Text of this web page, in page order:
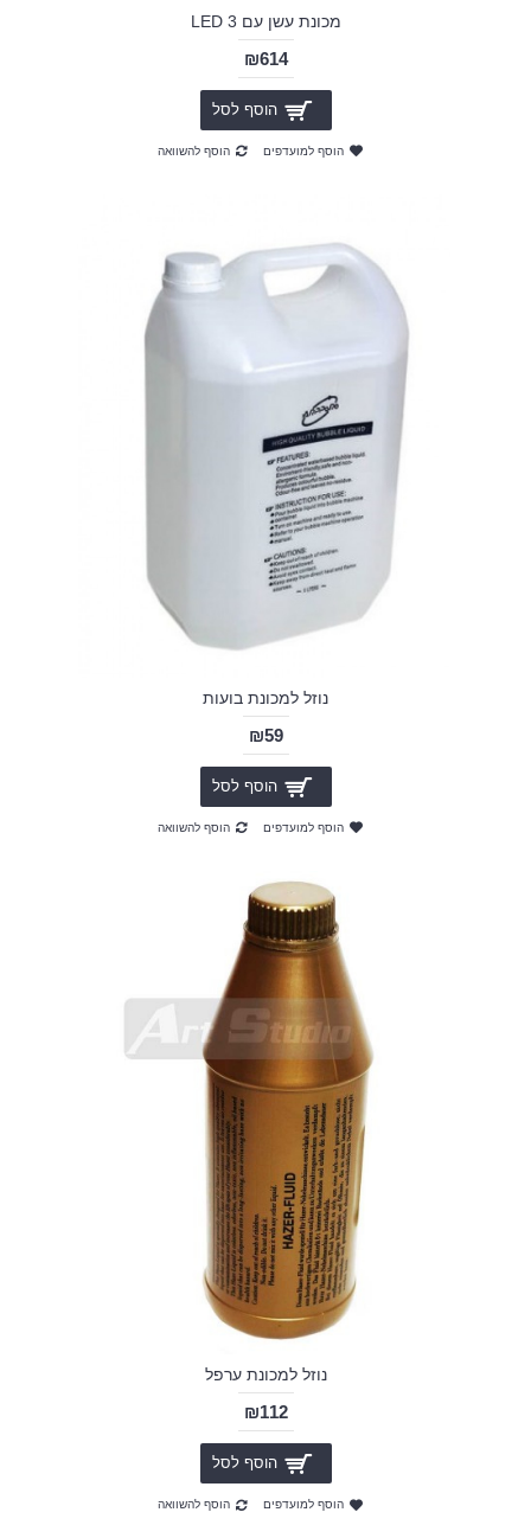
מכונת עשן עם 3 LED
₪614
הוסף לסל
הוסף למועדפים הוסף להשוואה
נוזל למכונת בועות
₪59
הוסף לסל
הוסף למועדפים הוסף להשוואה
נוזל למכונת ערפל
₪112
הוסף לסל
הוסף למועדפים הוסף להשוואה